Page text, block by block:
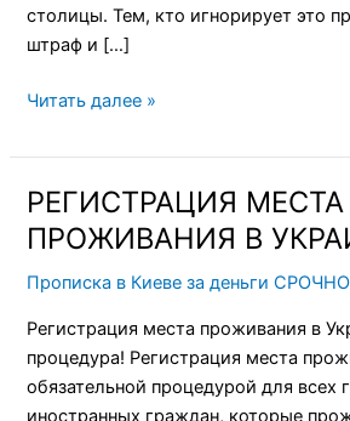
столицы. Тем, кто игнорирует это
штраф и […]
Читать далее »
РЕГИСТРАЦИЯ МЕСТА
ПРОЖИВАНИЯ В
Прописка в Киеве за деньги СРОЧНО
Регистрация места проживания в
процедура! Регистрация места
обязательной процедурой для всех
иностранных граждан, которые
РЕГИСТРАЦИЯ
МЕСТА
ПРОЖИВАНИЯ
В